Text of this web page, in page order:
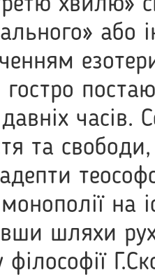
хвилю»
або
гостро
часів.
та
на
шляхи